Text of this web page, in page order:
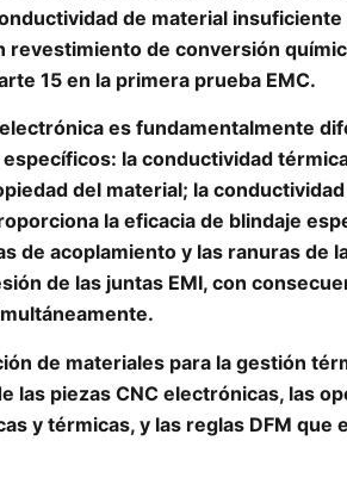
de material
revestimiento de conversión
15 en la primera prueba EMC.
es fundamentalmente
la conductividad
del material; la
la eficacia de blindaje
de acoplamiento y las ranuras de
de las juntas EMI, con
de materiales para la gestión
las piezas CNC electrónicas, las
y térmicas, y las reglas DFM que